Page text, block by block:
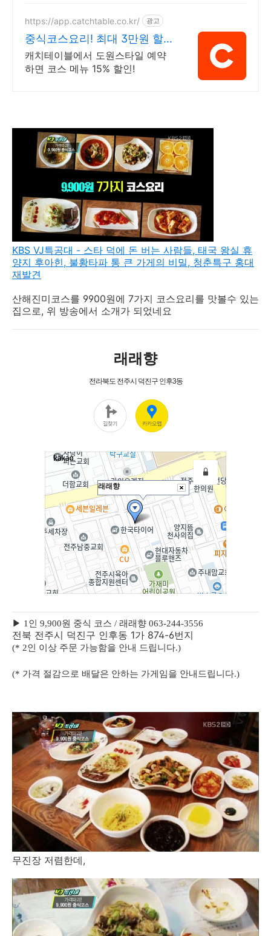
https://app.catchtable.co.kr/ 광고
중식코스요리! 최대 3만원 할
인!
캐치테이블에서 도원스타일 예약
하면 코스 메뉴 15% 할인!
KBS VJ특공대 - 스타 덕에 돈 버는 사람들, 태국 왕실 휴
양지 후아힌, 불황타파 통 큰 가게의 비밀, 청춘특구 홍대
재발견
산해진미코스를 9900원에 7가지 코스요리를 맛볼수 있는
집으로, 위 방송에서 소개가 되었네요
▶ 1인 9,900원 중식 코스 / 래래향 063-244-3556
전북 전주시 덕진구 인후동 1가 874-6번지
(* 2인 이상 주문 가능함을 안내 드립니다.)
(* 가격 절감으로 배달은 안하는 가게임을 안내드립니다.)
무진장 저렴한데,